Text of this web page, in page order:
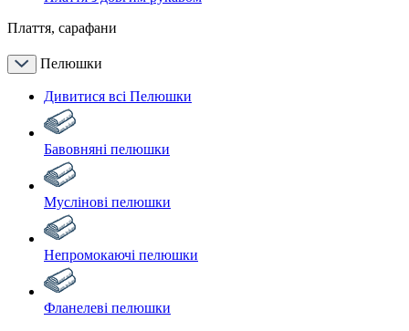
Плаття, сарафани
Пелюшки
Дивитися всі Пелюшки
Бавовняні пелюшки
Муслінові пелюшки
Непромокаючі пелюшки
Фланелеві пелюшки